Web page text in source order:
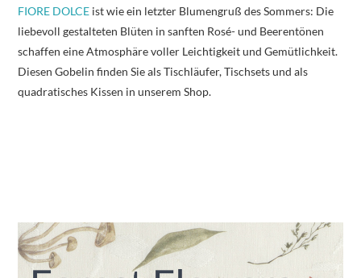
FIORE DOLCE ist wie ein letzter Blumengruß des Sommers: Die
liebevoll gestalteten Blüten in sanften Rosé- und Beerentönen
schaffen eine Atmosphäre voller Leichtigkeit und Gemütlichkeit.
Diesen Gobelin finden Sie als Tischläufer, Tischsets und als
quadratisches Kissen in unserem Shop.